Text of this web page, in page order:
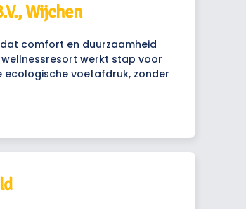
Wijchen
comfort en duurzaamheid
werkt stap voor
ecologische voetafdruk, zonder